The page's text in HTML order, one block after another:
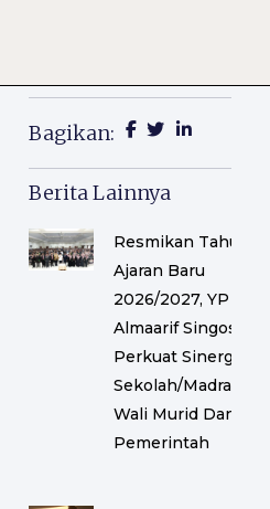
Bagikan:
Berita Lainnya
Resmikan Tahun
Ajaran Baru
2026/2027, YP
Almaarif Singosari
Perkuat Sinergi
Sekolah/Madrasah,
Wali Murid Dan
Pemerintah